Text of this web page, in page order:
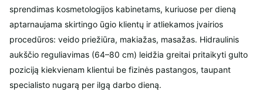
sprendimas kosmetologijos kabinetams, kuriuose per dieną
aptarnaujama skirtingo ūgio klientų ir atliekamos įvairios
procedūros: veido priežiūra, makiažas, masažas. Hidraulinis
aukščio reguliavimas (64–80 cm) leidžia greitai pritaikyti gulto
poziciją kiekvienam klientui be fizinės pastangos, taupant
specialisto nugarą per ilgą darbo dieną.